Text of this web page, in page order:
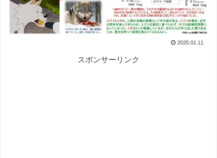
2025.01.11
スポンサーリンク